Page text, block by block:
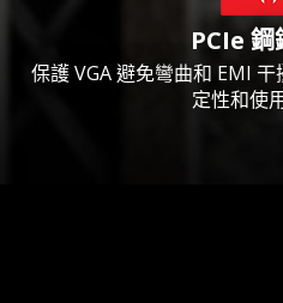
PCIe 鋼
保護 VGA 避免彎曲和 EMI
定性和使